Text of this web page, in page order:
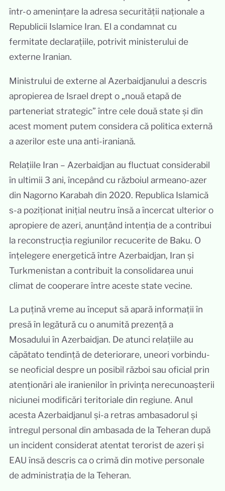
într-o amenințare la adresa securității naționale a
Republicii Islamice Iran. El a condamnat cu
fermitate declarațiile, potrivit ministerului de
externe Iranian.
Ministrului de externe al Azerbaidjanului a descris
apropierea de Israel drept o „nouă etapă de
parteneriat strategic” între cele două state și din
acest moment putem considera că politica externă
a azerilor este una anti-iraniană.
Relațiile Iran – Azerbaidjan au fluctuat considerabil
în ultimii 3 ani, începând cu războiul armeano-azer
din Nagorno Karabah din 2020. Republica Islamică
s-a poziționat inițial neutru însă a încercat ulterior o
apropiere de azeri, anunțând intenția de a contribui
la reconstrucția regiunilor recucerite de Baku. O
înțelegere energetică între Azerbaidjan, Iran și
Turkmenistan a contribuit la consolidarea unui
climat de cooperare între aceste state vecine.
La puțină vreme au început să apară informații în
presă în legătură cu o anumită prezență a
Mosadului în Azerbaidjan. De atunci relațiile au
căpătato tendință de deteriorare, uneori vorbindu-
se neoficial despre un posibil război sau oficial prin
atenționări ale iranienilor în privința nerecunoașterii
niciunei modificări teritoriale din regiune. Anul
acesta Azerbaidjanul și-a retras ambasadorul și
întregul personal din ambasada de la Teheran după
un incident considerat atentat terorist de azeri și
EAU însă descris ca o crimă din motive personale
de administrația de la Teheran.